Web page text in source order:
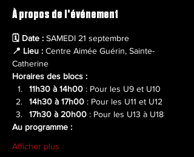
À propos de l'événement
🗓 Date :
📍 Lieu : Centre Aimée Guérin, Sainte-
Catherine
Horaires des blocs :
11h30 à 14h00 : Pour les U9 et U10
14h30 à 17h00 : Pour les U11 et U12
17h30 à 20h00 : Pour les U13 à U18
Au programme :
Afficher plus